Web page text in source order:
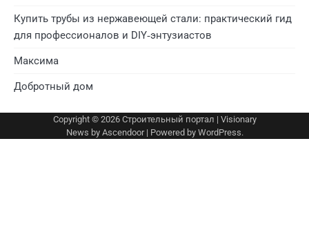
Купить трубы из нержавеющей стали: практический гид
для профессионалов и DIY‑энтузиастов
Максима
Добротный дом
Copyright © 2026 Строительный портал | Visionary
News by Ascendoor| Powered by WordPress.